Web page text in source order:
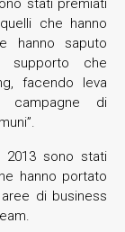
stati premiati
che hanno
hanno saputo
supporto che
facendo leva
campagne di
2013 sono stati
hanno portato
di business